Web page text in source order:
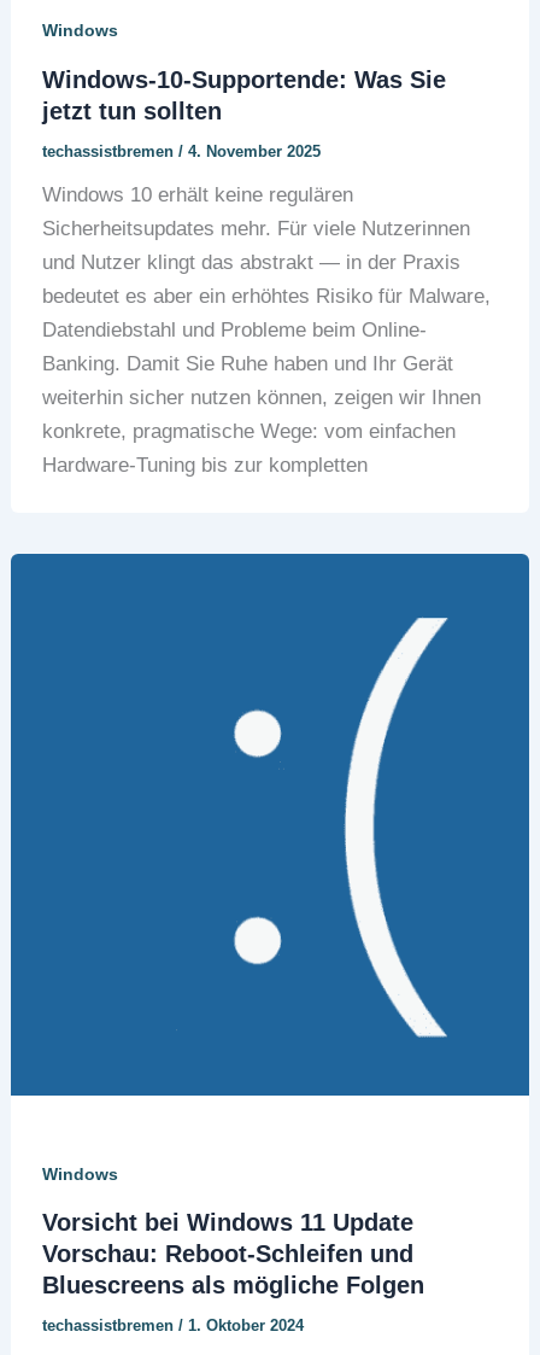
Windows
Windows-10-Supportende: Was Sie
jetzt tun sollten
techassistbremen / 4. November 2025
Windows 10 erhält keine regulären
Sicherheitsupdates mehr. Für viele Nutzerinnen
und Nutzer klingt das abstrakt — in der Praxis
bedeutet es aber ein erhöhtes Risiko für Malware,
Datendiebstahl und Probleme beim Online-
Banking. Damit Sie Ruhe haben und Ihr Gerät
weiterhin sicher nutzen können, zeigen wir Ihnen
konkrete, pragmatische Wege: vom einfachen
Hardware-Tuning bis zur kompletten
Windows
Vorsicht bei Windows 11 Update
Vorschau: Reboot-Schleifen und
Bluescreens als mögliche Folgen
techassistbremen / 1. Oktober 2024